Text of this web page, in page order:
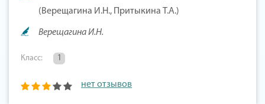
(Верещагина И.Н., Притыкина Т.А.)
Верещагина И.Н.
Класс: 1
нет отзывов